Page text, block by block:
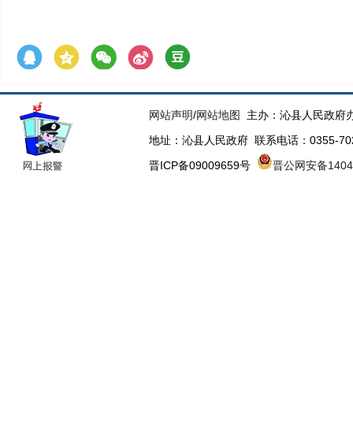
网站声明/网站地图
主办：沁县人民政府
地址：沁县人民政府 联系电话：0355-
晋ICP备09009659号
晋公网安备